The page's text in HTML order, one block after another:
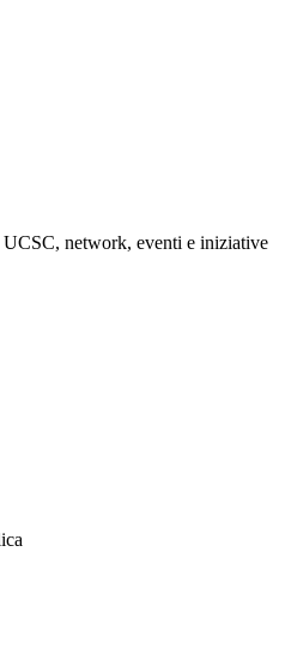
network, eventi e iniziative